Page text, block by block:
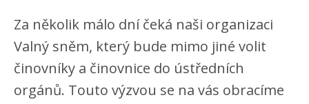
Za několik málo dní čeká naši organizaci
Valný sněm, který bude mimo jiné volit
činovníky a činovnice do ústředních
orgánů. Touto výzvou se na vás obracíme